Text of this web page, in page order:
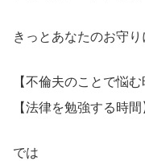
きっとあなたのお守
【不倫夫のことで悩
【法律を勉強する時
では